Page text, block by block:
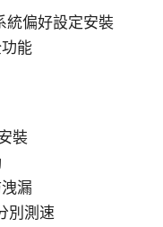
統偏好設定安裝
能
裝
漏
別測速